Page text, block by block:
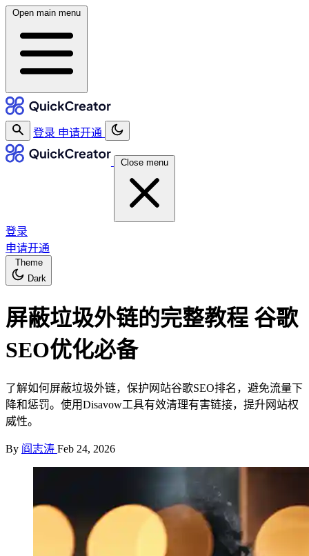
Open main menu
登录 申请开通
Close menu
登录
申请开通
Theme
Dark
屏蔽垃圾外链的完整教程 谷歌
SEO优化必备
了解如何屏蔽垃圾外链，保护网站谷歌SEO排名，避免流量下
降和惩罚。使用Disavow工具有效清理有害链接，提升网站权
威性。
By 阎志涛 Feb 24, 2026